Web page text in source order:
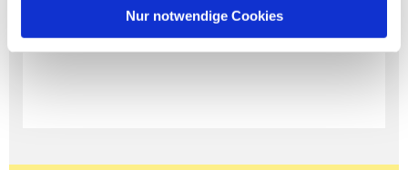
Nur notwendige Cookies